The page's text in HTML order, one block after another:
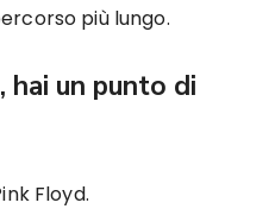
più lungo.
hai un punto di
Floyd.